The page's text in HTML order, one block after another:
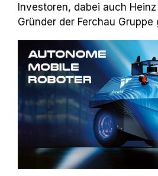
Investoren, dabei auch
Gründer der Ferchau Gruppe